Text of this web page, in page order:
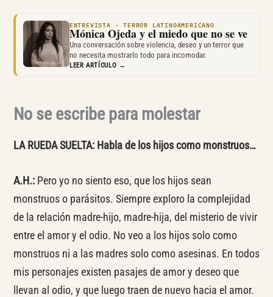
ENTREVISTA · TERROR LATINOAMERICANO
Mónica Ojeda y el miedo que no se ve
Una conversación sobre violencia, deseo y un terror que
no necesita mostrarlo todo para incomodar.
LEER ARTÍCULO →
No se escribe para molestar
LA RUEDA SUELTA: Habla de los hijos como monstruos…
A.H.:Pero yo no siento eso, que los hijos sean
monstruos o parásitos. Siempre exploro la complejidad
de la relación madre-hijo, madre-hija, del misterio de vivir
entre el amor y el odio. No veo a los hijos solo como
monstruos ni a las madres solo como asesinas. En todos
mis personajes existen pasajes de amor y deseo que
llevan al odio, y que luego traen de nuevo hacia el amor.